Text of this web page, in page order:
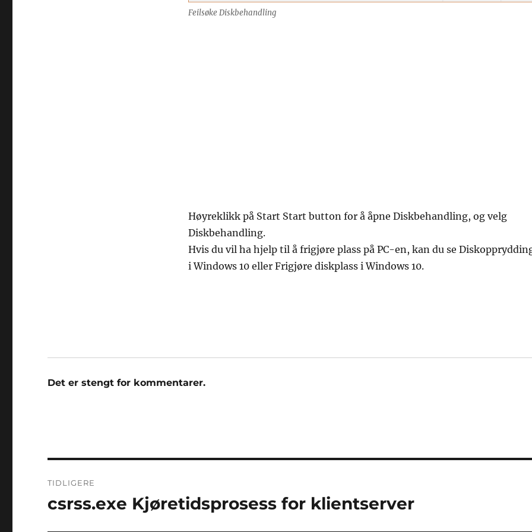
Feilsøke Diskbehandling
Høyreklikk på Start Start button for å åpne Diskbehandling, og velg
Diskbehandling.
Hvis du vil ha hjelp til å frigjøre plass på PC-en, kan du se
i Windows 10 eller Frigjøre diskplass i Windows 10.
Det er stengt for kommentarer.
TIDLIGERE
Forrige
csrss.exe Kjøretidsprosess for klientserver